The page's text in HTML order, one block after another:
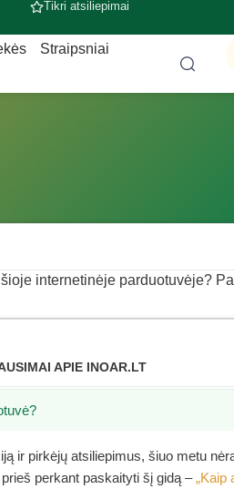
Tikri atsiliepimai
Straipsniai
internetinėje parduotuvėje?
APIE INOAR.LT
ir pirkėjų atsiliepimus, šiuo metu
perkant paskaityti šį gidą –„Kaip